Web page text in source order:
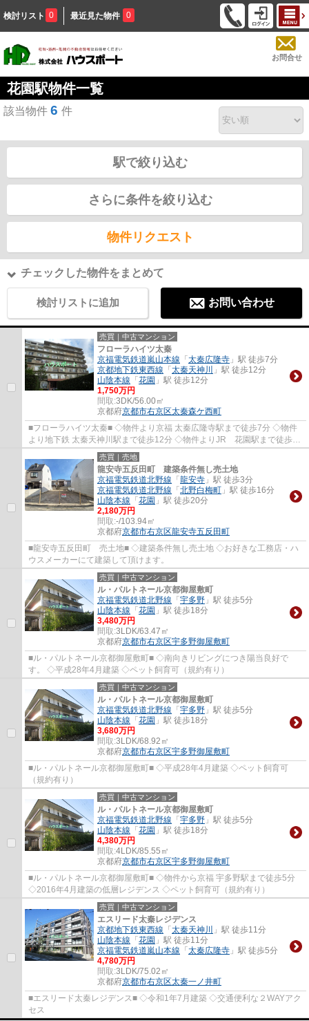
検討リスト 0 最近見た物件 0
お問合せ
花園駅物件一覧
該当物件 6 件
駅で絞り込む
さらに条件を絞り込む
物件リクエスト
チェックした物件をまとめて
検討リストに追加 お問い合わせ
売買｜中古マンション
フローラハイツ太秦
京福電気鉄道嵐山本線 「太秦広隆寺 」駅 徒歩7分
京都地下鉄東西線 「太秦天神川
」駅 徒歩12分
山陰本線 「花園 」駅 徒歩12分
1,750万円
間取:3DK/56.00㎡
京都府京都市右京区太秦森ケ西町
■フローラハイツ太秦■ ◇物件より京福 太秦広隆寺駅まで徒歩7分 ◇物件
より地下鉄 太秦天神川駅まで徒歩12分 ◇物件よりJR 花園駅まで徒歩12
分 ◇便利な3WYAアクセスです。
売買｜売地
龍安寺五反田町 建築条件無し売土地
京福電気鉄道北野線 「龍安寺 」駅 徒歩3分
京福電気鉄道北野線 「北野白梅町 」駅 徒歩16分
山陰本線 「花園 」駅 徒歩20分
2,180万円
間取:-/103.94㎡
京都府京都市右京区龍安寺五反田町
■龍安寺五反田町 売土地■ ◇建築条件無し売土地 ◇お好きな工務店・ハ
ウスメーカーにて建築して頂けます。
売買｜中古マンション
ル・パルトネール京都御屋敷町
京福電気鉄道北野線 「宇多野 」駅 徒歩5分
山陰本線 「花園 」駅 徒歩18分
3,480万円
間取:3LDK/63.47㎡
京都府京都市右京区宇多野御屋敷町
■ル・パルトネール京都御屋敷町■ ◇南向きリビングにつき陽当良好で
す。 ◇平成28年4月建築 ◇ペット飼育可（規約有り）
売買｜中古マンション
ル・パルトネール京都御屋敷町
京福電気鉄道北野線 「宇多野 」駅 徒歩5分
山陰本線 「花園 」駅 徒歩18分
3,680万円
間取:3LDK/68.92㎡
京都府京都市右京区宇多野御屋敷町
■ル・パルトネール京都御屋敷町■ ◇平成28年4月建築 ◇ペット飼育可
（規約有り）
売買｜中古マンション
ル・パルトネール京都御屋敷町
京福電気鉄道北野線 「宇多野 」駅 徒歩5分
山陰本線 「花園 」駅 徒歩18分
4,380万円
間取:4LDK/85.55㎡
京都府京都市右京区宇多野御屋敷町
■ル・パルトネール京都御屋敷町■ ◇物件から京福 宇多野駅まで徒歩5分
◇2016年4月建築の低層レジデンス ◇ペット飼育可（規約有り）
売買｜中古マンション
エスリード太秦レジデンス
京都地下鉄東西線 「太秦天神川
」駅 徒歩11分
山陰本線 「花園 」駅 徒歩11分
京福電気鉄道嵐山本線 「太秦広隆寺 」駅 徒歩5分
4,780万円
間取:3LDK/75.02㎡
京都府京都市右京区太秦一ノ井町
■エスリード太秦レジデンス■ ◇令和1年7月建築 ◇交通便利な２WAYアク
セス